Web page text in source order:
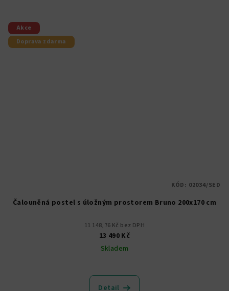
Akce
Doprava zdarma
Čalouněná postel s úložným prostorem Bruno 200x170 cm
11 148,76 Kč bez DPH
13 490 Kč
Skladem
hodnocení
produktu
Detail
KÓD: 02034/SED